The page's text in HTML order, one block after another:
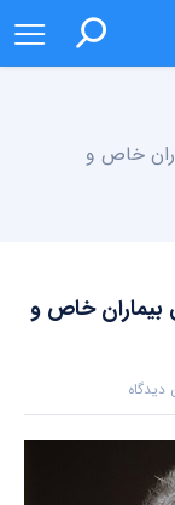
خاص و
بیماران خاص و
دیدگاه